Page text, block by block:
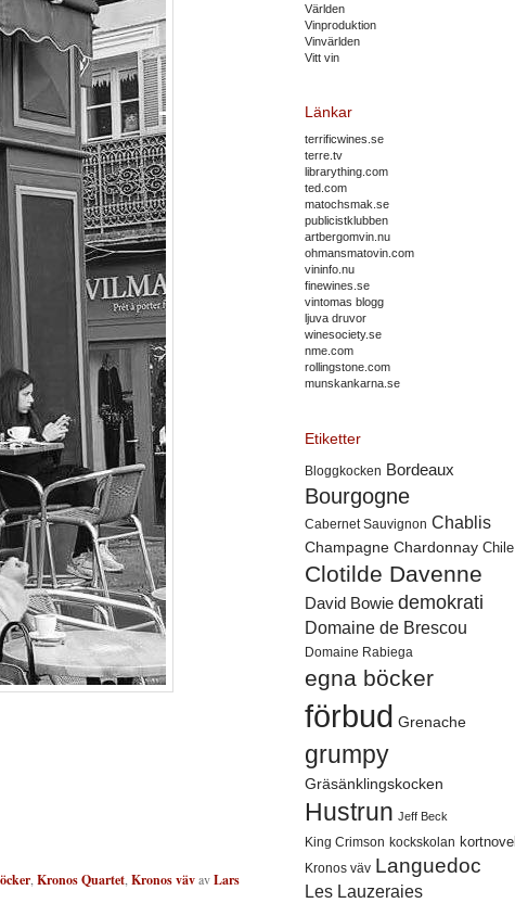
Kronos Quartet Kronos vävavLars
Världen
Vinproduktion
Vinvärlden
Vitt vin
Länkar
terrificwines.se
terre.tv
librarything.com
ted.com
matochsmak.se
publicistklubben
artbergomvin.nu
ohmansmatovin.com
vininfo.nu
finewines.se
vintomas blogg
ljuva druvor
winesociety.se
nme.com
rollingstone.com
munskankarna.se
Etiketter
Bloggkocken Bordeaux
Bourgogne
Cabernet Sauvignon Chablis
Champagne Chardonnay Chile
Clotilde Davenne
David Bowie demokrati
Domaine de Brescou
Domaine Rabiega
egna böcker
förbud Grenache
grumpy
Gräsänklingskocken
Hustrun Jeff Beck
King Crimson kockskolan kortnovell
Kronos väv Languedoc
Les Lauzeraies